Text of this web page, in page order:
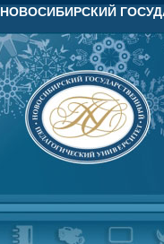
НОВОСИБИРСКИЙ